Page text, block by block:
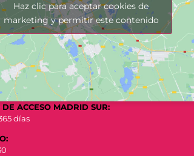
Haz clic para aceptar cookies de
marketing y permitir este contenido
ACCESO MADRID SUR:
días